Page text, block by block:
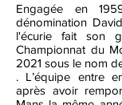
Engagée en
dénomination
l'écurie fait son
Championnat du
2021 sous le nom
. L’équipe entre
après avoir